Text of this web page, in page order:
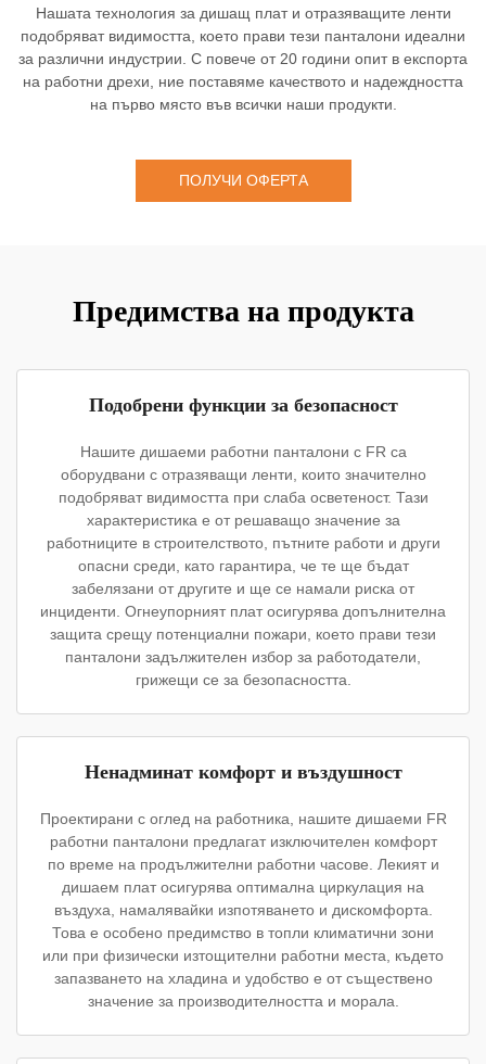
Нашата технология за дишащ плат и отразяващите ленти
подобряват видимостта, което прави тези панталони идеални
за различни индустрии. С повече от 20 години опит в експорта
на работни дрехи, ние поставяме качеството и надеждността
на първо място във всички наши продукти.
ПОЛУЧИ ОФЕРТА
Предимства на продукта
Подобрени функции за безопасност
Нашите дишаеми работни панталони с FR са
оборудвани с отразяващи ленти, които значително
подобряват видимостта при слаба осветеност. Тази
характеристика е от решаващо значение за
работниците в строителството, пътните работи и други
опасни среди, като гарантира, че те ще бъдат
забелязани от другите и ще се намали риска от
инциденти. Огнеупорният плат осигурява допълнителна
защита срещу потенциални пожари, което прави тези
панталони задължителен избор за работодатели,
грижещи се за безопасността.
Ненадминат комфорт и въздушност
Проектирани с оглед на работника, нашите дишаеми FR
работни панталони предлагат изключителен комфорт
по време на продължителни работни часове. Лекият и
дишаем плат осигурява оптимална циркулация на
въздуха, намалявайки изпотяването и дискомфорта.
Това е особено предимство в топли климатични зони
или при физически изтощителни работни места, където
запазването на хладина и удобство е от съществено
значение за производителността и морала.